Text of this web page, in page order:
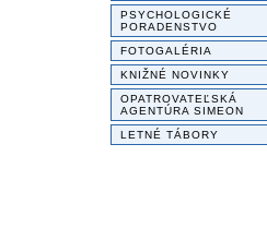
PSYCHOLOGICKÉ
PORADENSTVO
FOTOGALÉRIA
KNIŽNÉ NOVINKY
OPATROVATEĽSKÁ
AGENTÚRA SIMEON
LETNÉ TÁBORY